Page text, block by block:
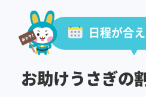
日程が合
お助けうさぎの